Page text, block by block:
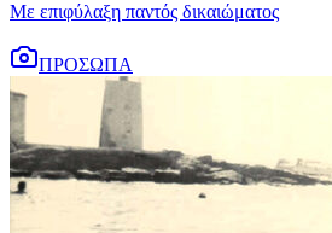
Με επιφύλαξη παντός δικαιώματος
ΠΡΟΣΩΠΑ